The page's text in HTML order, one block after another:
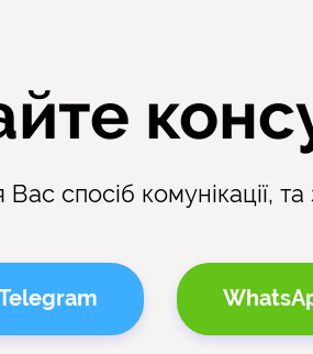
спосіб комунікації, та